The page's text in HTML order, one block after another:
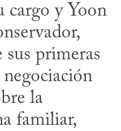
cargo y Yoon
primeras
la
familiar,